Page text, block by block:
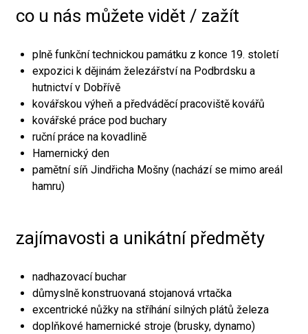
co u nás můžete vidět / zažít
plně funkční technickou památku z konce 19. století
expozici k dějinám železářství na Podbrdsku a
hutnictví v Dobřívě
kovářskou výheň a předváděcí pracoviště kovářů
kovářské práce pod buchary
ruční práce na kovadlině
Hamernický den
pamětní síň Jindřicha Mošny (nachází se mimo areál
hamru)
zajímavosti a unikátní předměty
nadhazovací buchar
důmyslně konstruovaná stojanová vrtačka
excentrické nůžky na stříhání silných plátů železa
doplňkové hamernické stroje (brusky, dynamo)